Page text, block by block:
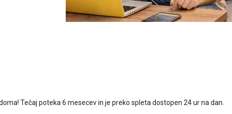
Tečaj poteka 6 mesecev in je preko spleta dostopen 24 ur na dan.